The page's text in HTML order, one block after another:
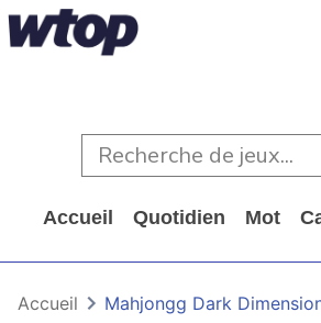
Accueil Quotidien Mot
Accueil Mahjongg Dark